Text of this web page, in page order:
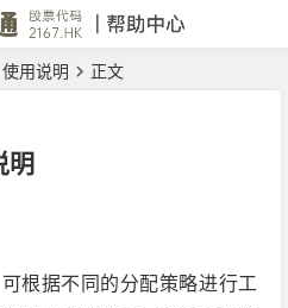
使用说明 正文
明
可根据不同的分配策略进行工